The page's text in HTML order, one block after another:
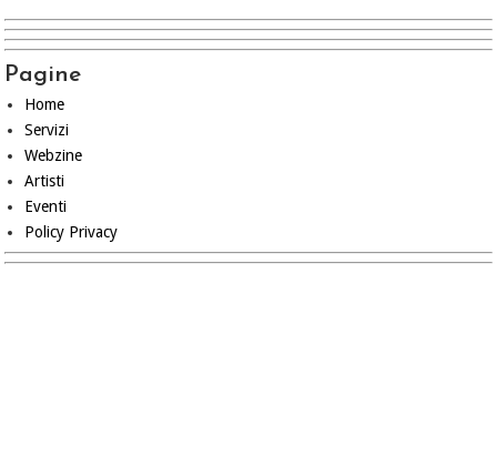
Pagine
Home
Servizi
Webzine
Artisti
Eventi
Policy Privacy